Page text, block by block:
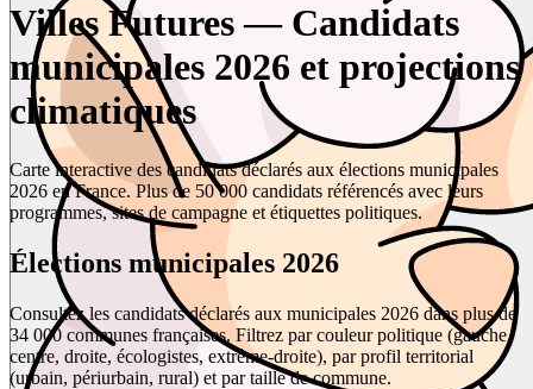
Villes Futures — Candidats
municipales 2026 et projections
climatiques
Carte interactive des candidats déclarés aux élections municipales
2026 en France. Plus de 50 000 candidats référencés avec leurs
programmes, sites de campagne et étiquettes politiques.
Élections municipales 2026
Consultez les candidats déclarés aux municipales 2026 dans plus de
34 000 communes françaises. Filtrez par couleur politique (gauche,
centre, droite, écologistes, extrême-droite), par profil territorial
(urbain, périurbain, rural) et par taille de commune.